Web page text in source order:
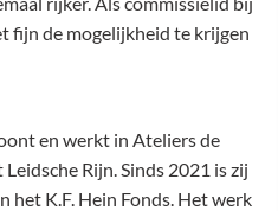
fijn de mogelijkheid te krijgen
en werkt in Ateliers de
Rijn. Sinds 2021 is zij
het K.F. Hein Fonds. Het werk